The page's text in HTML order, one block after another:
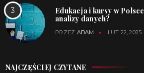
Edukacja i kursy w
analizy danych?
PRZEZ ADAM LUT 22, 2025
NAJCZĘŚCIEJ CZYTANE